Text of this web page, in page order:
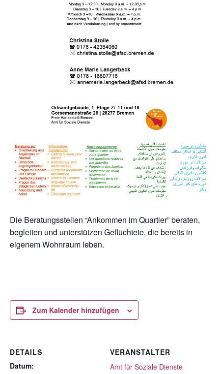
Die Beratungsstellen “Ankommen im Quartier” beraten,
begleiten und unterstützen Geflüchtete, die bereits in
eigenem Wohnraum leben.
Zum Kalender hinzufügen
DETAILS
Datum:
VERANSTALTER
Amt für Soziale Dienste